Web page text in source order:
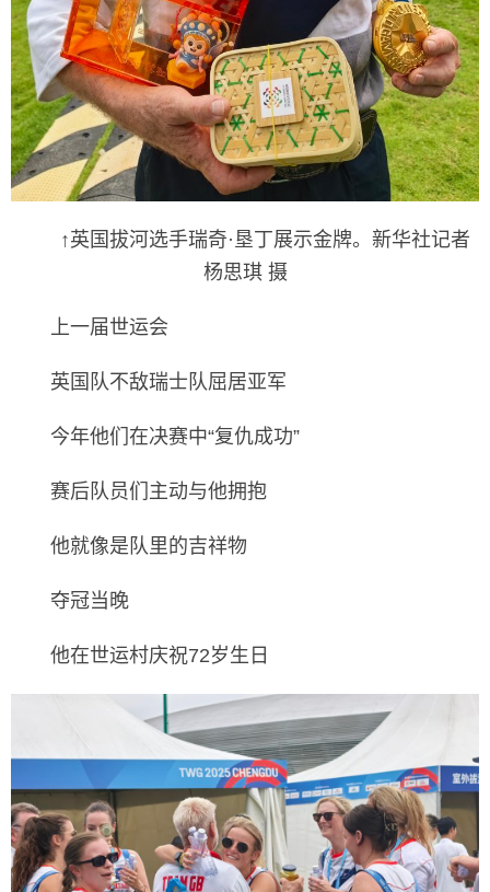
↑英国拔河选手瑞奇·垦丁展示金牌。新华社记者
杨思琪 摄
上一届世运会
英国队不敌瑞士队屈居亚军
今年他们在决赛中“复仇成功”
赛后队员们主动与他拥抱
他就像是队里的吉祥物
夺冠当晚
他在世运村庆祝72岁生日